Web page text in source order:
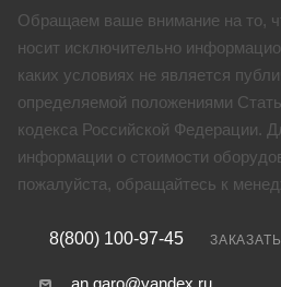
Обращаем ваше внимание на то,
носит исключительно
каких условиях не является
определяемой положениями
кодекса Российской Федерации.
информации о стоимости
пожалуйста, обращайтесь к
8(800) 100-97-45
an.garo@yandex.ru